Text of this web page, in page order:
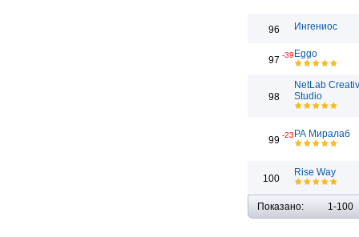
96 Ингениос
97 -39 Eggo
98
NetLab
Studio
99 -23 РА Миралаб
100
Rise Way
Показано: 1-100